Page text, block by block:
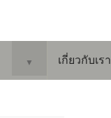
▼ เกี่ยวกับเรา